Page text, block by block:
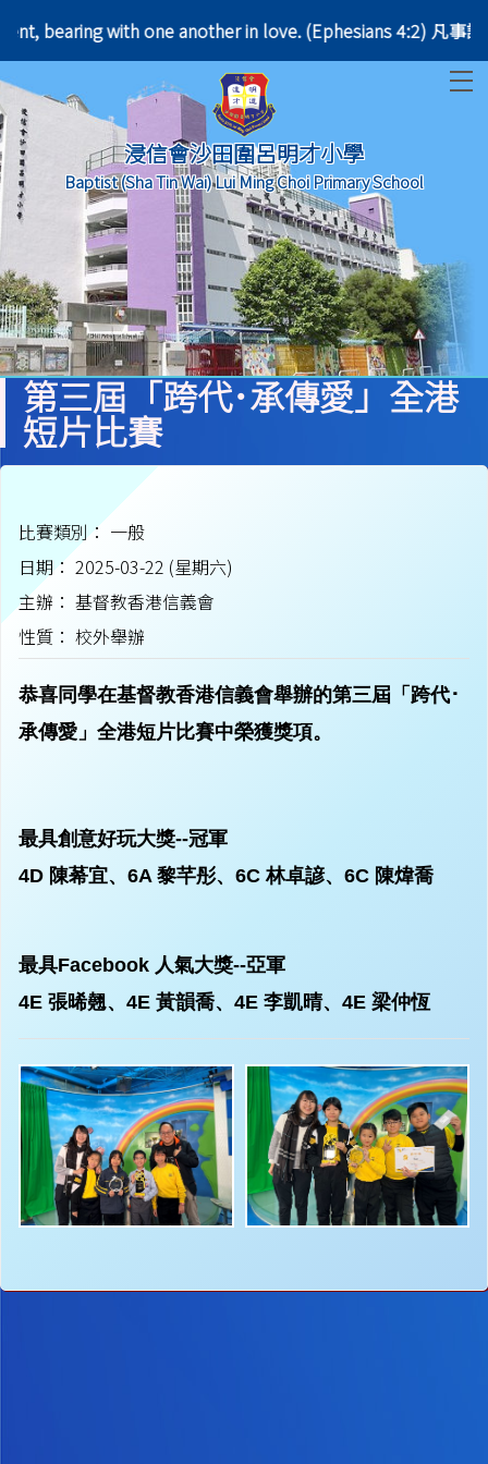
bearing with one another in love. (Ephesians 4:2) 凡事謙
浸信會沙田圍呂明才小學
Baptist (Sha Tin Wai) Lui Ming Choi Primary School
第三屆「跨代･承傳愛」全港
短片比賽
比賽類別： 一般
日期： 2025-03-22 (星期六)
主辦： 基督教香港信義會
性質： 校外舉辦
恭喜同學在基督教香港信義會舉辦的第三屆「跨代･
承傳愛」全港短片比賽中榮獲獎項。
最具創意好玩大獎--冠軍
4D 陳莃宜、6A 黎芊彤、6C 林卓諺、6C 陳煒喬
最具Facebook 人氣大獎--亞軍
4E 張晞翹、4E 黃韻喬、4E 李凱晴、4E 梁仲恆